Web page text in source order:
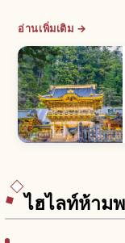
อ่านเพิ่มเติม →
ไฮไลท์ห้าม